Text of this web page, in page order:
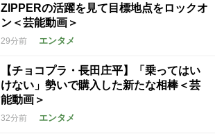
ZIPPERの活躍を見て目標地点をロックオ
ン＜芸能動画＞
29分前 エンタメ
【チョコプラ・長田庄平】「乗ってはい
けない」勢いで購入した新たな相棒＜芸
能動画＞
32分前 エンタメ